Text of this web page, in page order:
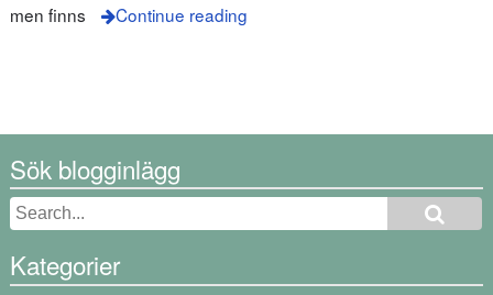
men finns
Continue reading
Sök blogginlägg
Kategorier